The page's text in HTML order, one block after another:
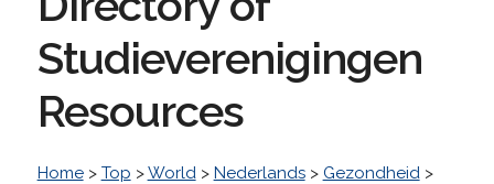
Studieverenigingen
Resources
Home> Top >World> Nederlands> Gezondheid>